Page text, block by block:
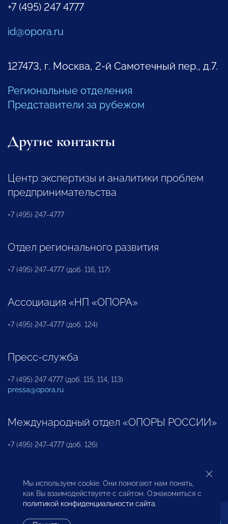
+7 (495) 247 4777
id@opora.ru
127473, г. Москва, 2-й Самотечный пер., д.7.
Региональные отделения
Представители за рубежом
Другие контакты
Центр экспертизы и аналитики проблем
предпринимательства
+7 (495) 247-4777
Отдел регионального развития
+7 (495) 247-4777 (доб. 116, 117)
Ассоциация «НП «ОПОРА»
+7 (495) 247-4777 (доб. 124)
Пресс-служба
+7 (495) 247 4777 (доб. 115, 114, 113)
pressa@opora.ru
Международный отдел «ОПОРЫ РОССИИ»
+7 (495) 247-4777 (доб. 126)
Бюро по защите прав предпринимателей и
инвесторов
Мы используем cookie. Они помогают нам понять,
как Вы взаимодействуете с сайтом. Ознакомиться с
политикой конфиденциальности сайта.